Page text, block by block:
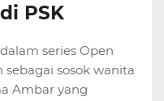
PSK
series Open
sosok wanita
Ambar yang